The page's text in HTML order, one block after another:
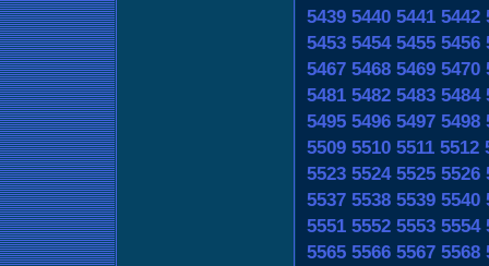
5439 5440 5441 5442
5453 5454 5455 5456
5467 5468 5469 5470
5481 5482 5483 5484
5495 5496 5497 5498
5509 5510 5511 5512
5523 5524 5525 5526
5537 5538 5539 5540
5551 5552 5553 5554
5565 5566 5567 5568